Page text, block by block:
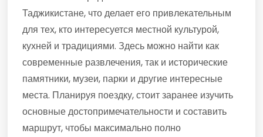
Таджикистане, что делает его привлекательным
для тех, кто интересуется местной культурой,
кухней и традициями. Здесь можно найти как
современные развлечения, так и исторические
памятники, музеи, парки и другие интересные
места. Планируя поездку, стоит заранее изучить
основные достопримечательности и составить
маршрут, чтобы максимально полно